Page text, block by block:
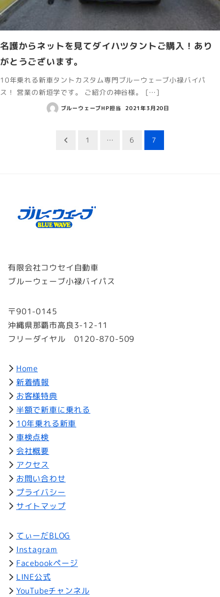
名護からネットを見てダイハツタントご購入！あり
がとうございます。
10年乗れる新車タントカスタム専門ブルーウェーブ小禄バイパ
ス！ 営業の新垣学です。 ご紹介の神谷様。 […]
ブルーウェーブHP担当 2021年3月20日
り
1 … 6 7
有限会社コウセイ自動車
ブルーウェーブ小禄バイパス
〒901-0145
沖縄県那覇市高良3-12-11
フリーダイヤル 0120-870-509
Home
新着情報
お客様特典
半額で新車に乗れる
10年乗れる新車
車検点検
会社概要
アクセス
お問い合わせ
プライバシー
サイトマップ
てぃーだBLOG
Instagram
Facebookページ
LINE公式
YouTubeチャンネル